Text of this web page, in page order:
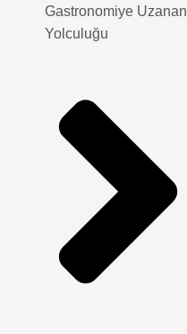
Gastronomiye Uzanan
Yolculuğu